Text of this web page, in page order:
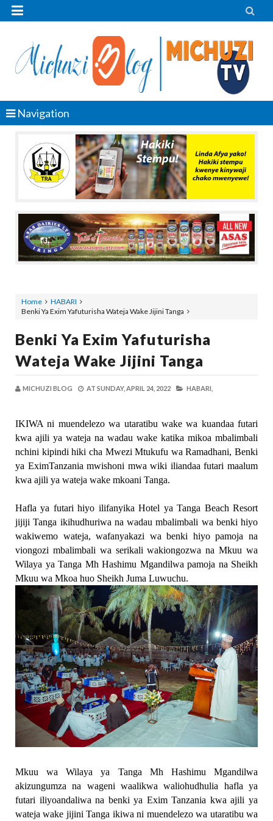
 
Navigation
Home
HABARI
Benki Ya Exim Yafuturisha Wateja Wake Jijini Tanga
Benki Ya Exim Yafuturisha
Wateja Wake Jijini Tanga
MICHUZI BLOG AT SUNDAY, APRIL 24, 2022 HABARI,
IKIWA ni muendelezo wa utaratibu wake wa kuandaa futari
kwa ajili ya wateja na wadau wake katika mikoa mbalimbali
nchini kipindi hiki cha Mwezi Mtukufu wa Ramadhani, Benki
ya EximTanzania mwishoni mwa wiki iliandaa futari maalum
kwa ajili ya wateja wake mkoani Tanga.
Hafla ya futari hiyo ilifanyika Hotel ya Tanga Beach Resort
jijiji Tanga ikihudhuriwa na wadau mbalimbali wa benki hiyo
wakiwemo wateja, wafanyakazi wa benki hiyo pamoja na
viongozi mbalimbali wa serikali wakiongozwa na Mkuu wa
Wilaya ya Tanga Mh Hashimu Mgandilwa pamoja na Sheikh
Mkuu wa Mkoa huo Sheikh Juma Luwuchu.
Mkuu wa Wilaya ya Tanga Mh Hashimu Mgandilwa
akizungumza na wageni waalikwa waliohudhulia hafla ya
futari iliyoandaliwa na benki ya Exim Tanzania kwa ajili ya
wateja wake jijini Tanga ikiwa ni muendelezo wa utaratibu wa